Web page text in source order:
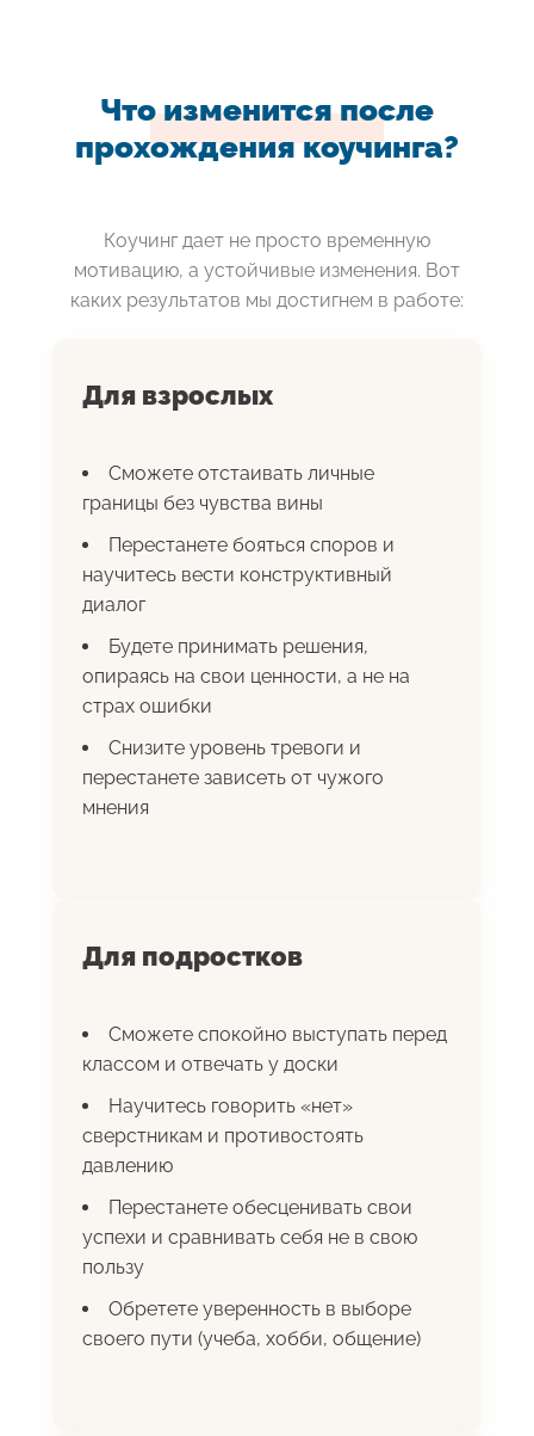
Что изменится после
прохождения коучинга?
Коучинг дает не просто временную
мотивацию, а устойчивые изменения. Вот
каких результатов мы достигнем в работе:
Для взрослых
Сможете отстаивать личные
границы без чувства вины
Перестанете бояться споров и
научитесь вести конструктивный
диалог
Будете принимать решения,
опираясь на свои ценности, а не на
страх ошибки
Снизите уровень тревоги и
перестанете зависеть от чужого
мнения
Для подростков
Сможете спокойно выступать перед
классом и отвечать у доски
Научитесь говорить «нет»
сверстникам и противостоять
давлению
Перестанете обесценивать свои
успехи и сравнивать себя не в свою
пользу
Обретете уверенность в выборе
своего пути (учеба, хобби, общение)